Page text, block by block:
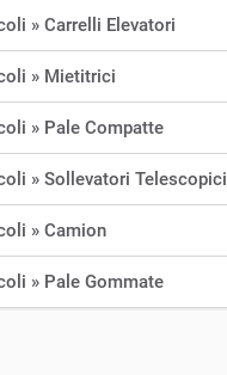
» Carrelli Elevatori
» Mietitrici
» Pale Compatte
» Sollevatori Telescopici
» Camion
» Pale Gommate